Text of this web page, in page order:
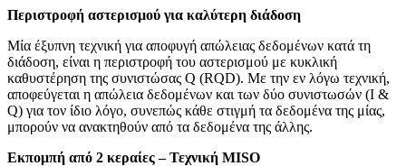
Περιστροφή αστερισμού για καλύτερη διάδοση
Μία έξυπνη τεχνική για αποφυγή απώλειας δεδομένων κατά τη
διάδοση, είναι η περιστροφή του αστερισμού με κυκλική
καθυστέρηση της συνιστώσας Q (RQD). Με την εν λόγω τεχνική,
αποφεύγεται η απώλεια δεδομένων και των δύο συνιστωσών (Ι &
Q) για τον ίδιο λόγο, συνεπώς κάθε στιγμή τα δεδομένα της μίας,
μπορούν να ανακτηθούν από τα δεδομένα της άλλης.
Εκπομπή από 2 κεραίες – Τεχνική MISO